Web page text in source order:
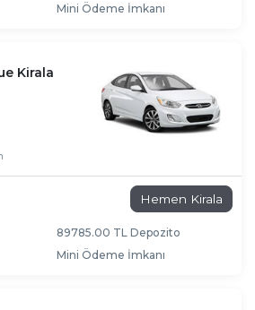
Mini Ödeme İmkanı
Kirala
Hemen Kirala
89785.00 TL Depozito
Mini Ödeme İmkanı